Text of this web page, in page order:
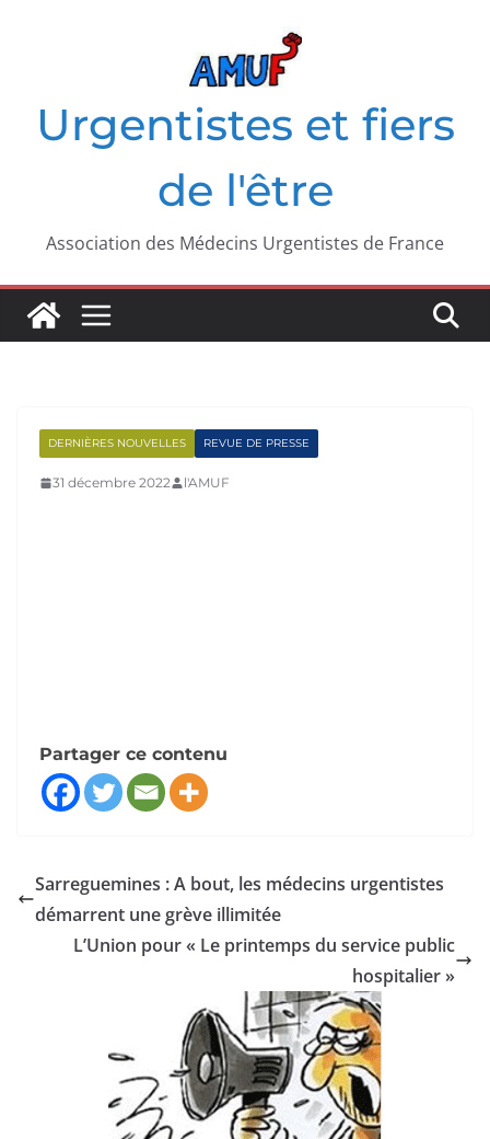
Urgentistes et fiers
de l'être
Association des Médecins Urgentistes de France
DERNIÈRES NOUVELLES REVUE DE PRESSE
31 décembre 2022 l'AMUF
Partager ce contenu
Sarreguemines : A bout, les médecins urgentistes
démarrent une grève illimitée
L’Union pour « Le printemps du service public
hospitalier »